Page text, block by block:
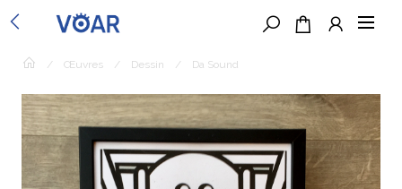
/ Œuvres / Dessin / Da Sound